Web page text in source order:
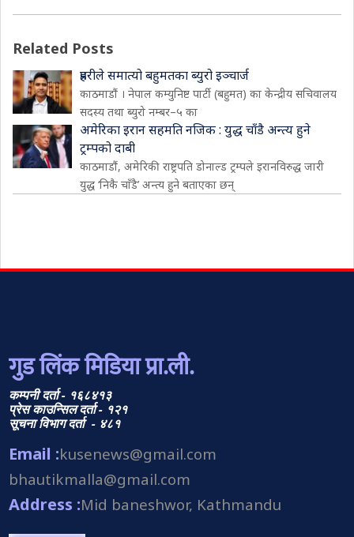
Related Posts
प्रहरीले समात्यो बहुमतका ब्युरो इञ्चार्ज
काठमाडौं । नेपाल कम्युनिष्ट पार्टी (बहुमत) का केन्द्रीय सचिवालय
सदस्य तथा ब्युरो नम्बर–५ का
अमेरिका इरान सहमति नजिक : युद्ध चाँडै अन्त्य हुने
ट्रम्पको दाबी
काठमाडौं, अमेरिकी राष्ट्रपति डोनाल्ड ट्रम्पले इरानविरुद्ध जारी
युद्ध ‘निकै चाँडै’ अन्त्य हुने बताएका छन्
गुड लिंक मिडिया प्रा.ली.
कम्पनी दर्ता - १६८४१३
प्रेस काउन्सिल दर्ता - १२१
सूचना विभाग दर्ता - ४८१
Email :kusenews@gmail.com
bhautikmalla@gmail.com
Address :Mid baneshwor, Kathmandu